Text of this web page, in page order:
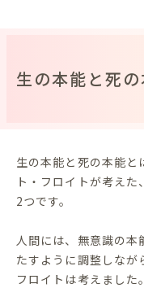
生の本能と死の
生の本能と死の本能と
ト・フロイトが考え
2つです。
人間には、無意識の本
たすように調整しなが
フロイトは考えました